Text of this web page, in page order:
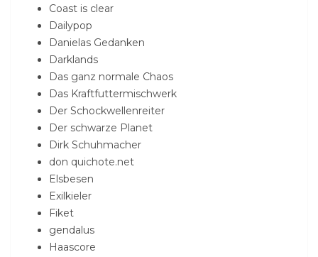
Coast is clear
Dailypop
Danielas Gedanken
Darklands
Das ganz normale Chaos
Das Kraftfuttermischwerk
Der Schockwellenreiter
Der schwarze Planet
Dirk Schuhmacher
don quichote.net
Elsbesen
Exilkieler
Fiket
gendalus
Haascore